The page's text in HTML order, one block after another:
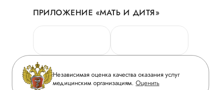
Новости
Руководство
Сотрудничество
Инвесторам
Журнал «Мать и дитя»
Личный кабинет
Персональные данные
Горячая линия качества
Вопрос-ответ
Приложение пациента
ПРИЛОЖЕНИЕ «МАТЬ И ДИТЯ»
Независимая оценка качества оказания услуг
медицинским организациям. Оценить